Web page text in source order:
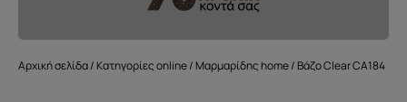
Αρχική σελίδα/ Κατηγορίες online/ Μαρμαρίδης home/ Βάζο Clear CA184